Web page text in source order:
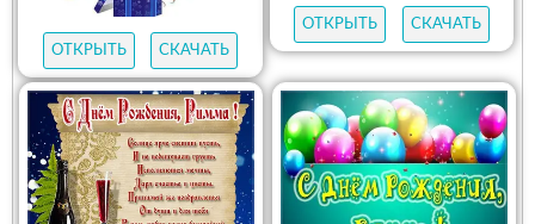
ОТКРЫТЬ СКАЧАТЬ
ОТКРЫТЬ СКАЧАТЬ